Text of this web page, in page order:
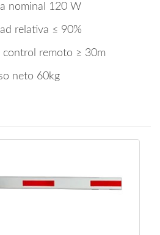
nominal 120 W
relativa ≤ 90%
control remoto ≥ 30m
neto 60kg